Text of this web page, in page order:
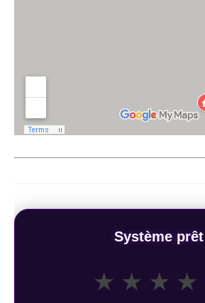
Système prêt
★ ★ ★ ★